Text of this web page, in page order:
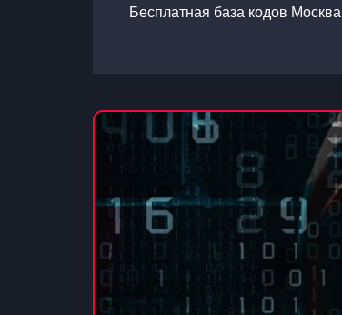
Бесплатная база кодов Москва